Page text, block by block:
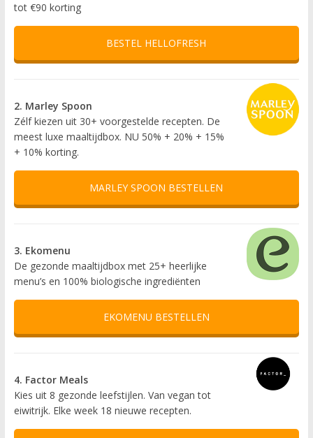
tot €90 korting
BESTEL HELLOFRESH
2. Marley Spoon
Zélf kiezen uit 30+ voorgestelde recepten. De
meest luxe maaltijdbox. NU 50% + 20% + 15%
+ 10% korting.
MARLEY SPOON BESTELLEN
3. Ekomenu
De gezonde maaltijdbox met 25+ heerlijke
menu’s en 100% biologische ingrediënten
EKOMENU BESTELLEN
4. Factor Meals
Kies uit 8 gezonde leefstijlen. Van vegan tot
eiwitrijk. Elke week 18 nieuwe recepten.